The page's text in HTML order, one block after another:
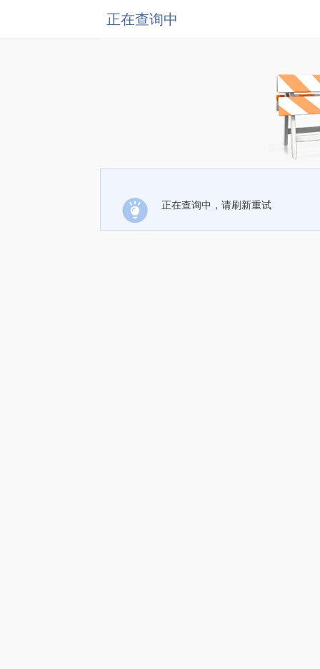
正在查询中
正在查询中，请刷新重试